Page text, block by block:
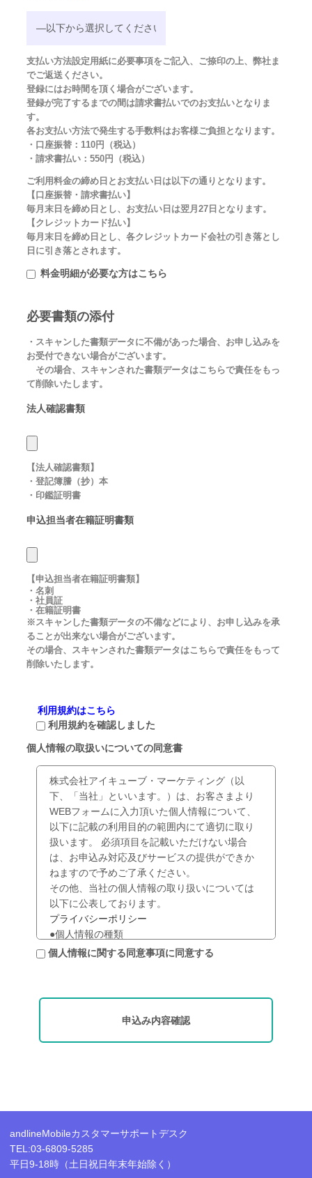
支払い方法設定用紙に必要事項をご記入、ご捺印の上、弊社ま
でご返送ください。
登録にはお時間を頂く場合がございます。
登録が完了するまでの間は請求書払いでのお支払いとなりま
す。
各お支払い方法で発生する手数料はお客様ご負担となります。
・口座振替：110円（税込）
・請求書払い：550円（税込）
ご利用料金の締め日とお支払い日は以下の通りとなります。
【口座振替・請求書払い】
毎月末日を締め日とし、お支払い日は翌月27日となります。
【クレジットカード払い】
毎月末日を締め日とし、各クレジットカード会社の引き落とし
日に引き落とされます。
料金明細が必要な方はこちら
必要書類の添付
・スキャンした書類データに不備があった場合、お申し込みを
お受付できない場合がございます。
その場合、スキャンされた書類データはこちらで責任をもっ
て削除いたします。
法人確認書類
【法人確認書類】
・登記簿謄（抄）本
・印鑑証明書
申込担当者在籍証明書類
【申込担当者在籍証明書類】
・名刺
・社員証
・在籍証明書
※スキャンした書類データの不備などにより、お申し込みを承
ることが出来ない場合がございます。
その場合、スキャンされた書類データはこちらで責任をもって
削除いたします。
利用規約はこちら
利用規約を確認しました
個人情報の取扱いについての同意書
株式会社アイキューブ・マーケティング（以
下、「当社」といいます。）は、お客さまより
WEBフォームに入力頂いた個人情報について、
以下に記載の利用目的の範囲内にて適切に取り
扱います。 必須項目を記載いただけない場合
は、お申込み対応及びサービスの提供ができか
ねますので予めご了承ください。
その他、当社の個人情報の取り扱いについては
以下に公表しております。
プライバシーポリシー
●個人情報の種類
氏名、住所、電話番号、生年月日、法人の場合
容、その他ご申請等に関わる情報
・本サービスの提供に伴い必要となる個人認
証、運用業務、料金等の請求・収納、決済に関
・弊社にて提供するサービスの利用契約を締結
している個人、法人その他の団体、及び法人そ
の他の団体に属する各個人が請求または購入し
個人情報に関する同意事項に同意する
申込み内容確認
andlineMobileカスタマーサポートデスク
TEL:03-6809-5285
平日9-18時（土日祝日年末年始除く）